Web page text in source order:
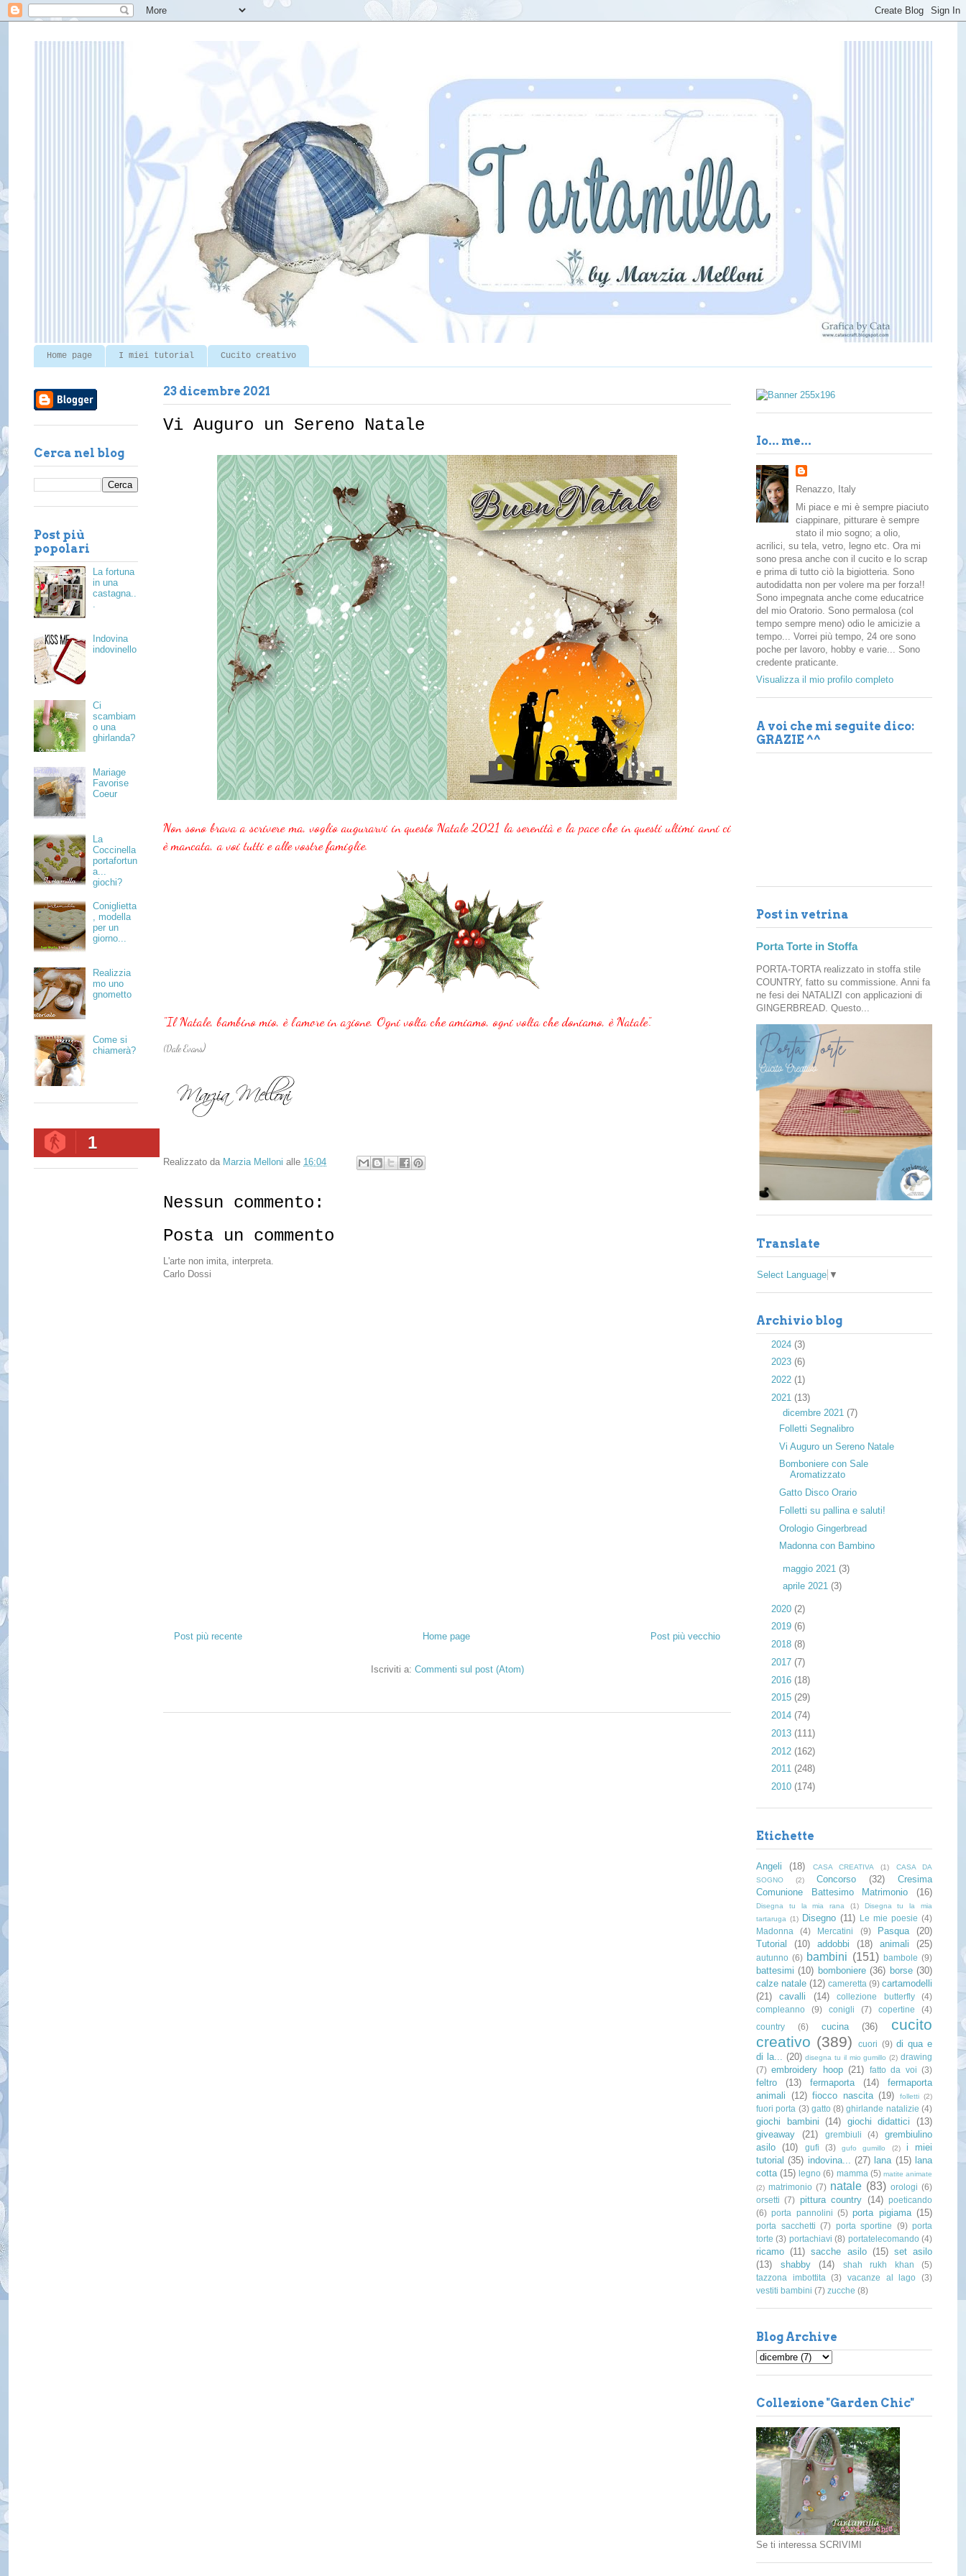
Home page I miei tutorial Cucito creativo
23 dicembre 2021
Vi Auguro un Sereno Natale
Non sono brava a scrivere ma, voglio augurarvi in questo Natale 2021 la serenità e la pace che in questi ultimi anni ci
è mancata, a voi tutti e alle vostre famiglie.
"Il Natale, bambino mio, è l'amore in azione. Ogni volta che amiamo, ogni volta che doniamo, è Natale".
(Dale Evans)
Realizzato da Marzia Melloni alle 16:04
Nessun commento:
Posta un commento
L'arte non imita, interpreta.
Carlo Dossi
Post più recente Post più vecchio
Home page
Iscriviti a: Commenti sul post (Atom)
Cerca nel blog
Post più
popolari
La fortuna
in una
castagna..
.
Indovina
indovinello
Ci
scambiam
o una
ghirlanda?
Mariage
Favorise
Coeur
La
Coccinella
portafortun
a...
giochi?
Coniglietta
, modella
per un
giorno...
Realizzia
mo uno
gnometto
Come si
chiamerà?
1
Io... me...
Renazzo, Italy
Mi piace e mi è sempre piaciuto
ciappinare, pitturare è sempre
stato il mio sogno; a olio,
acrilici, su tela, vetro, legno etc. Ora mi
sono presa anche con il cucito e lo scrap
e prima di tutto ciò la bigiotteria. Sono
autodidatta non per volere ma per forza!!
Sono impegnata anche come educatrice
del mio Oratorio. Sono permalosa (col
tempo sempre meno) odio le amicizie a
tempo... Vorrei più tempo, 24 ore sono
poche per lavoro, hobby e varie... Sono
credente praticante.
Visualizza il mio profilo completo
A voi che mi seguite dico:
GRAZIE ^^
Post in vetrina
Porta Torte in Stoffa
PORTA-TORTA realizzato in stoffa stile
COUNTRY, fatto su commissione. Anni fa
ne fesi dei NATALIZI con applicazioni di
GINGERBREAD. Questo...
Translate
Select Language ▼
Archivio blog
2024 (3)
2023 (6)
2022 (1)
2021 (13)
dicembre 2021 (7)
Folletti Segnalibro
Vi Auguro un Sereno Natale
Bomboniere con Sale
Aromatizzato
Gatto Disco Orario
Folletti su pallina e saluti!
Orologio Gingerbread
Madonna con Bambino
maggio 2021 (3)
aprile 2021 (3)
2020 (2)
2019 (6)
2018 (8)
2017 (7)
2016 (18)
2015 (29)
2014 (74)
2013 (111)
2012 (162)
2011 (248)
2010 (174)
Etichette
Angeli (18) CASA CREATIVA (1)
CASA DA
SOGNO
(2) Concorso (32)
Cresima
Comunione Battesimo Matrimonio
(16)
Disegna tu la mia rana (1)
Disegna tu la mia
tartaruga (1) Disegno (11) Le mie poesie (4)
Madonna
(4) Mercatini (9) Pasqua
(20)
Tutorial
(10) addobbi (18) animali (25)
autunno (6) bambini (151) bambole (9)
battesimi (10) bomboniere (36) borse (30)
calze natale (12) cameretta (9) cartamodelli
(21)
cavalli (14) collezione butterfly
(4)
compleanno
(9) conigli (7) copertine
(4)
country
(6) cucina (36)
cucito
creativo (389) cuori (9) di qua e
di la... (20) disegna tu il mio gumillo (2) drawing
(7) embroidery hoop (21) fatto da voi (3)
feltro (13) fermaporta (14)
fermaporta
animali
(12) fiocco nascita (19) folletti (2)
fuori porta (3) gatto (8) ghirlande natalizie (4)
giochi bambini (14) giochi didattici
(13)
giveaway
(21) grembiuli (4)
grembiulino
asilo
(10) gufi (3) gufo gumillo (2)
i miei
tutorial (35) indovina... (27) lana (15) lana
cotta (15) legno (6) mamma (5) matite animate
(2) matrimonio (7) natale (83) orologi (6)
orsetti (7) pittura country (14) poeticando
(6) porta pannolini (5) porta pigiama (15)
porta sacchetti (7) porta sportine (9) porta
torte (3) portachiavi (8) portatelecomando (4)
ricamo (11) sacche asilo (15) set asilo
(13)
shabby (14) shah rukh khan
(5)
tazzona imbottita
(3) vacanze al lago
(3)
vestiti bambini (7) zucche (8)
Blog Archive
Collezione "Garden Chic"
Se ti interessa SCRIVIMI